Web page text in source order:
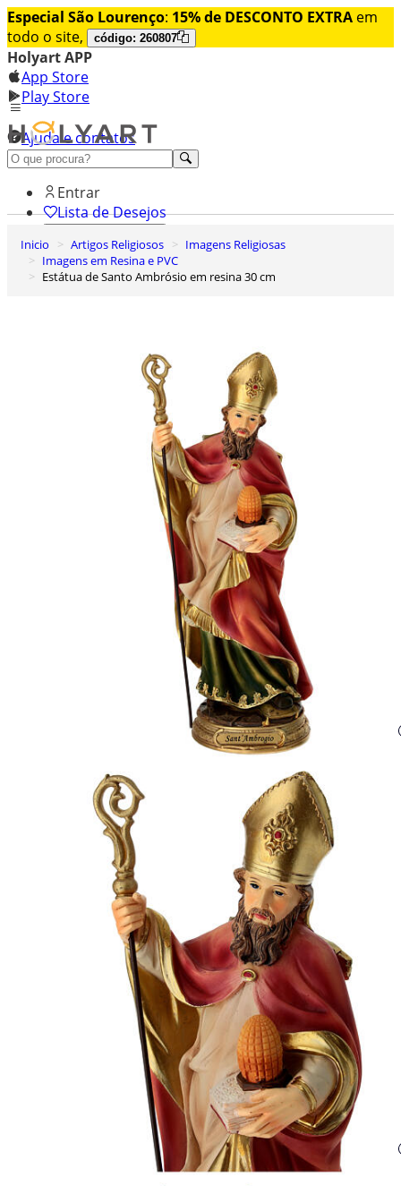
Especial São Lourenço: 15% de DESCONTO EXTRA em
todo o site,
código: 260807
Holyart APP
App Store
Play Store
Ajuda e contatos
Conheça premium
Entrar
Lista de Desejos
0
Carrinho de Compras
Inicio Artigos Religiosos
Imagens Religiosas
Imagens em Resina e PVC
Estátua de Santo Ambrósio em resina 30 cm